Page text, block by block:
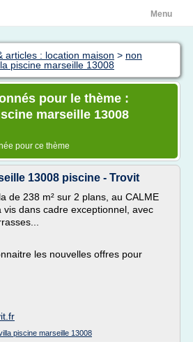
Menu
articles : location maison > non
piscine marseille 13008
pour le thème :
marseille 13008
pour ce thème
13008 piscine - Trovit
de 238 m² sur 2 plans, au CALME
vis dans cadre exceptionnel, avec
les nouvelles offres pour
piscine marseille 13008